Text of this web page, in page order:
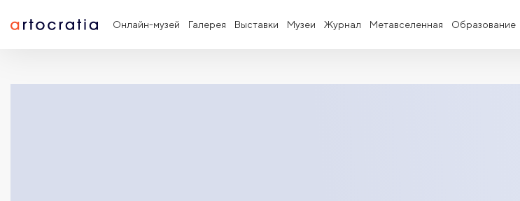
Онлайн-музей Галерея Выставки Музеи Журнал Метавселенная Образование